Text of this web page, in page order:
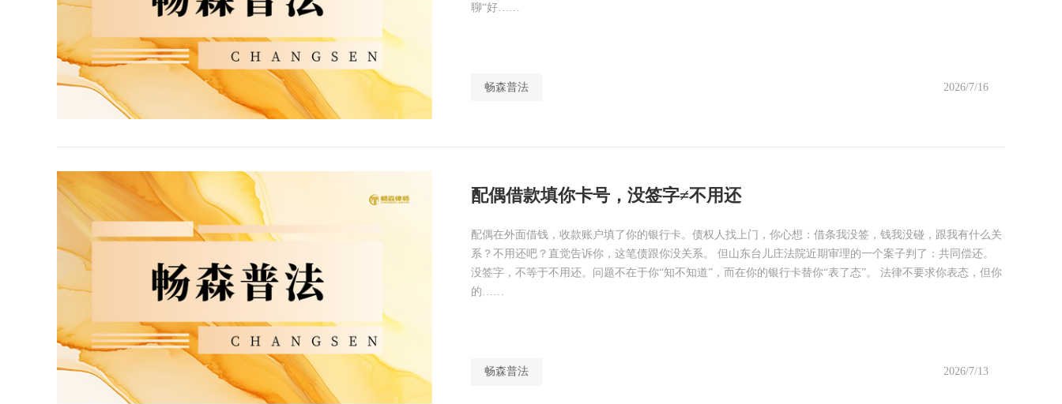
聊“好……
畅森普法 2026/7/16
配偶借款填你卡号，没签字≠不用还
配偶在外面借钱，收款账户填了你的银行卡。债权人找上门，你心想：借条我没签，钱我没碰，跟我有什么关
系？不用还吧？直觉告诉你，这笔债跟你没关系。 但山东台儿庄法院近期审理的一个案子判了：共同偿还。
没签字，不等于不用还。问题不在于你“知不知道”，而在你的银行卡替你“表了态”。 法律不要求你表态，但你
的……
畅森普法 2026/7/13